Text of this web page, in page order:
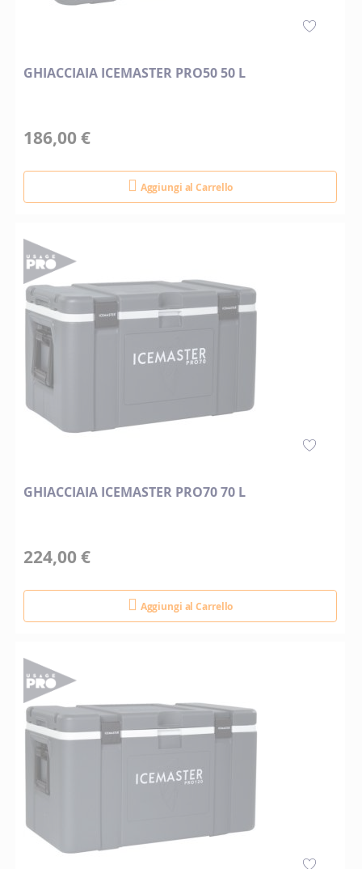
GHIACCIAIA ICEMASTER PRO50 50 L
186,00 €
Aggiungi al Carrello
GHIACCIAIA ICEMASTER PRO70 70 L
224,00 €
Aggiungi al Carrello